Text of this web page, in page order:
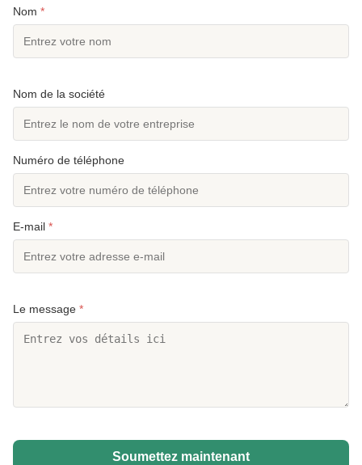
Nom *
Nom de la société
Numéro de téléphone
E-mail *
Le message *
Soumettez maintenant